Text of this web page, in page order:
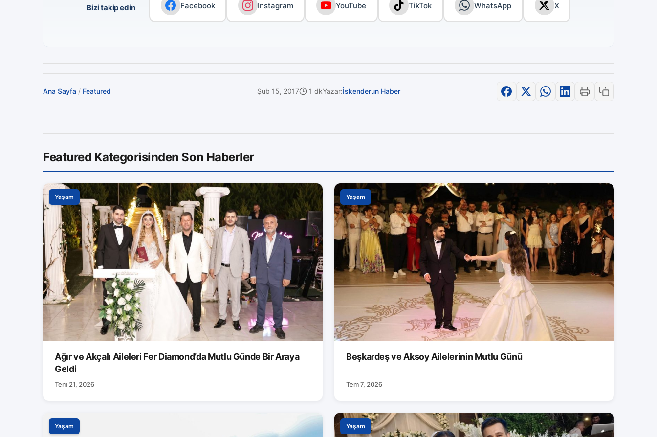
Bizi takip edin Facebook Instagram YouTube TikTok WhatsApp X
Ana Sayfa / Featured Şub 15, 2017 1 dkYazar:İskenderun Haber
Featured Kategorisinden Son Haberler
Yaşam
Ağır ve Akçalı Aileleri Fer Diamond’da Mutlu Günde Bir Araya
Geldi
Tem 21, 2026
Yaşam
Beşkardeş ve Aksoy Ailelerinin Mutlu Günü
Tem 7, 2026
Yaşam Yaşam